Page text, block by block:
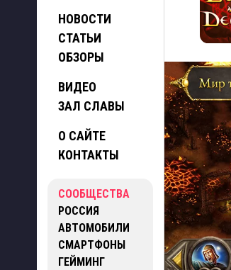
НОВОСТИ
СТАТЬИ
ОБЗОРЫ
ВИДЕО
ЗАЛ СЛАВЫ
О САЙТЕ
КОНТАКТЫ
СООБЩЕСТВА
РОССИЯ
АВТОМОБИЛИ
СМАРТФОНЫ
ГЕЙМИНГ